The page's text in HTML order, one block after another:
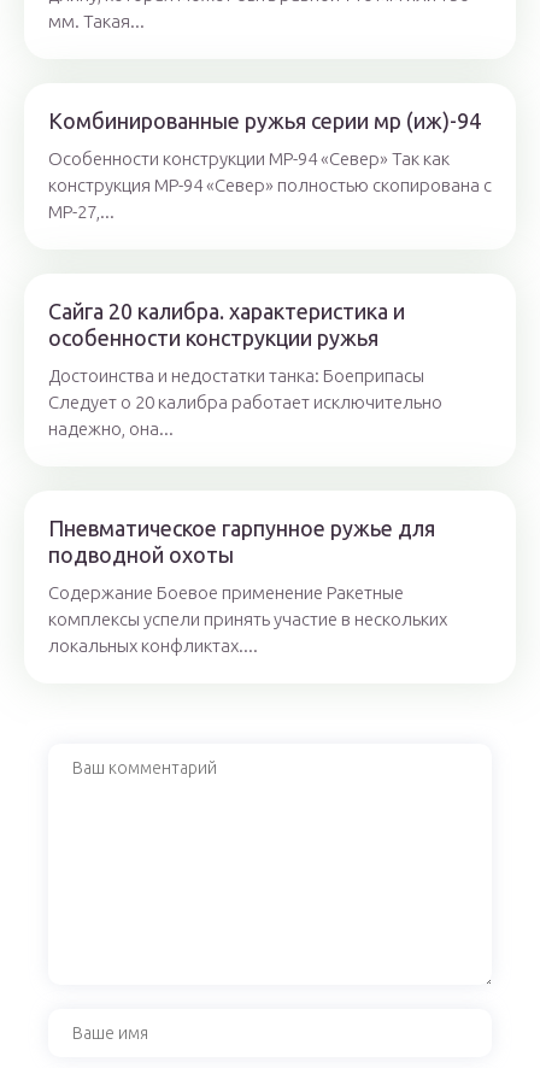
мм. Такая...
Комбинированные ружья серии мр (иж)-94
Особенности конструкции МР-94 «Север» Так как
конструкция МР-94 «Север» полностью скопирована с
МР-27,...
Сайга 20 калибра. характеристика и
особенности конструкции ружья
Достоинства и недостатки танка: Боеприпасы
Следует о 20 калибра работает исключительно
надежно, она...
Пневматическое гарпунное ружье для
подводной охоты
Содержание Боевое применение Ракетные
комплексы успели принять участие в нескольких
локальных конфликтах....